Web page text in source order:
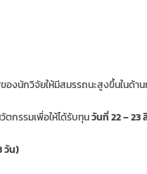
วิจัยให้มีสมรรถนะสูงขึ้นในด้าน
รรมเพื่อให้ได้รับทุนวันที่ 22 – 23
วัน)